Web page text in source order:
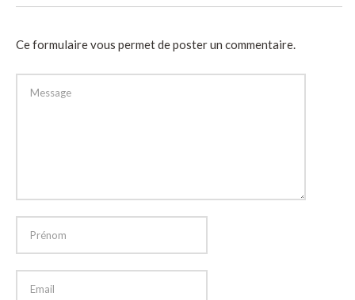
Ce formulaire vous permet de poster un commentaire.